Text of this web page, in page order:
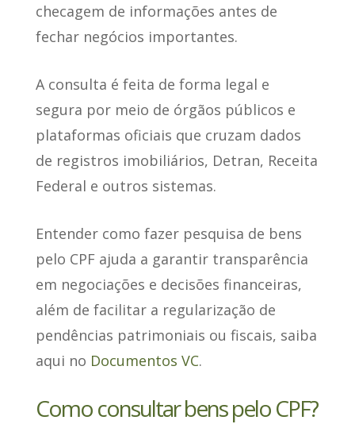
checagem de informações antes de
fechar negócios importantes.
A consulta é feita de forma legal e
segura por meio de órgãos públicos e
plataformas oficiais que cruzam dados
de registros imobiliários, Detran, Receita
Federal e outros sistemas.
Entender como fazer pesquisa de bens
pelo CPF ajuda a garantir transparência
em negociações e decisões financeiras,
além de facilitar a regularização de
pendências patrimoniais ou fiscais, saiba
aqui no Documentos VC.
Como consultar bens pelo CPF?